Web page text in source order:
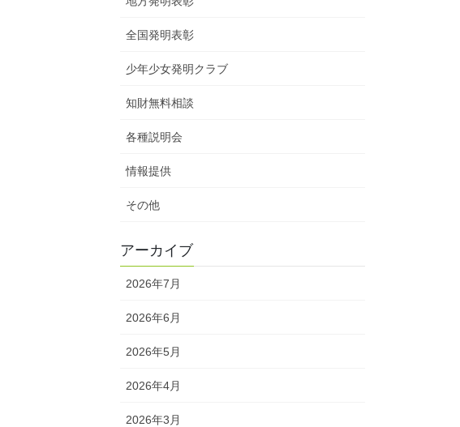
全国発明表彰
少年少女発明クラブ
知財無料相談
各種説明会
情報提供
その他
アーカイブ
2026年7月
2026年6月
2026年5月
2026年4月
2026年3月